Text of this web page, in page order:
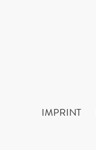
IMPRINT